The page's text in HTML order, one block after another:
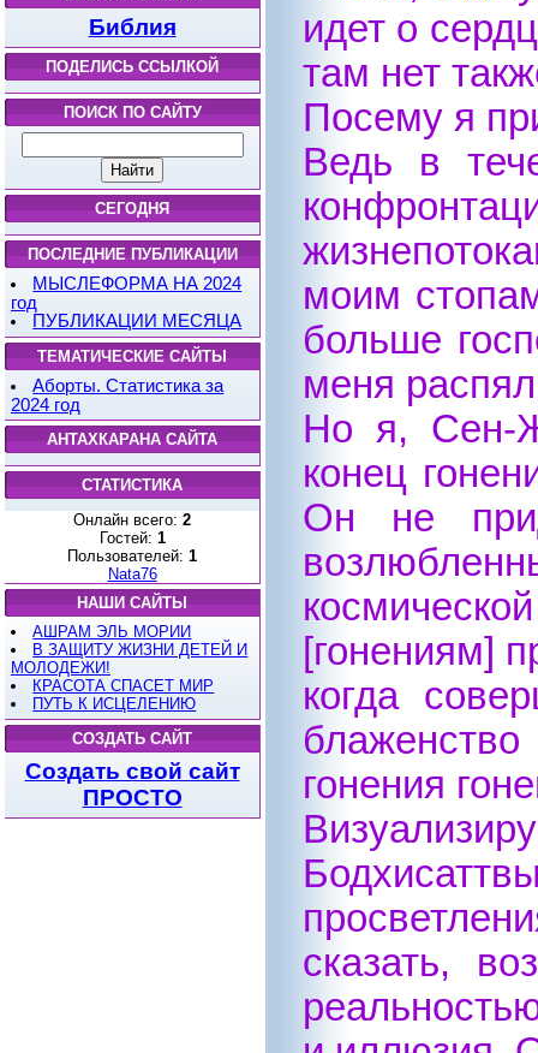
Библия
ПОДЕЛИСЬ ССЫЛКОЙ
ПОИСК ПО САЙТУ
СЕГОДНЯ
ПОСЛЕДНИЕ ПУБЛИКАЦИИ
МЫСЛЕФОРМА НА 2024
год
ПУБЛИКАЦИИ МЕСЯЦА
ТЕМАТИЧЕСКИЕ САЙТЫ
Аборты. Статистика за
2024 год
АНТАХКАРАНА САЙТА
СТАТИСТИКА
Онлайн всего: 2
Гостей: 1
Пользователей: 1
Nata76
НАШИ САЙТЫ
АШРАМ ЭЛЬ МОРИИ
В ЗАЩИТУ ЖИЗНИ ДЕТЕЙ И
МОЛОДЕЖИ!
КРАСОТА СПАСЕТ МИР
ПУТЬ К ИСЦЕЛЕНИЮ
СОЗДАТЬ САЙТ
Создать свой сайт
ПРОСТО
идет о
там нет
Посему я
Ведь в
моим
больше
меня
Но я, Сен-
конец
Он не
[гонениям]
когда
гонения
сказать,